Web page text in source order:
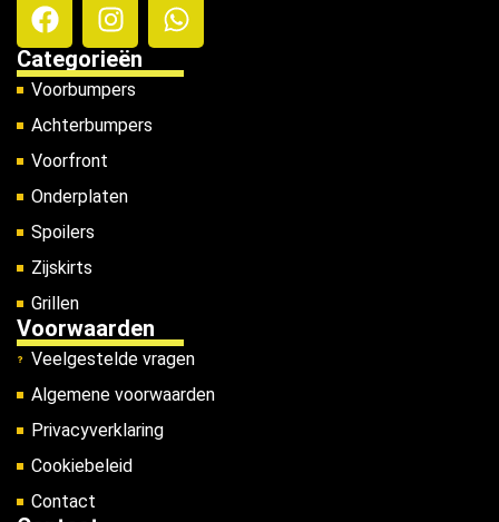
Categorieën
Voorbumpers
Achterbumpers
Voorfront
Onderplaten
Spoilers
Zijskirts
Grillen
Voorwaarden
Veelgestelde vragen
Algemene voorwaarden
Privacyverklaring
Cookiebeleid
Contact